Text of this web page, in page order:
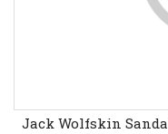
Jack Wolfskin